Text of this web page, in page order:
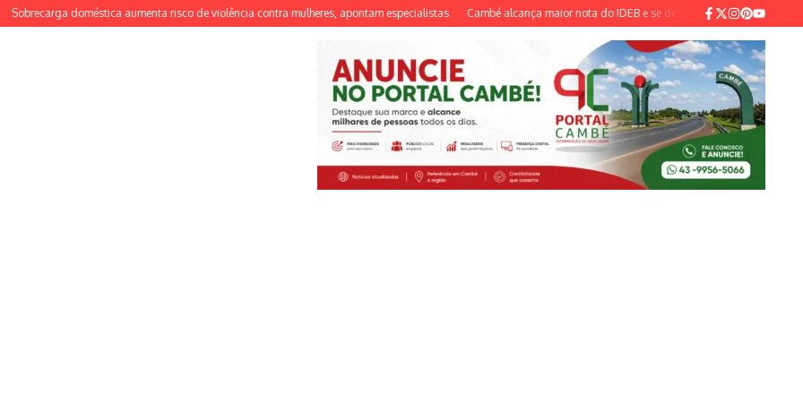
doméstica aumenta risco de violência contra mulheres, apontam especialistas Cambé alcança maior nota do IDEB e se destaca na educação municipal